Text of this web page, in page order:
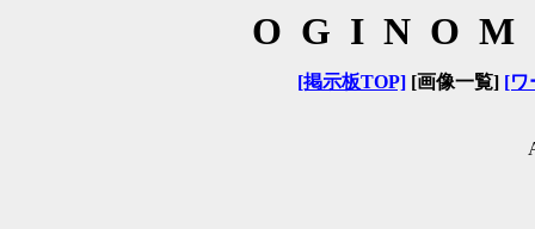
[掲示板TOP][画像一覧] [ワ